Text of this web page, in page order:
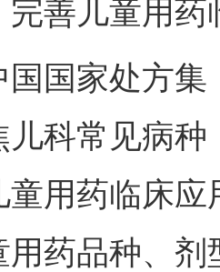
儿童用药
家处方集
儿科常见病
童用药临床
用药品种、